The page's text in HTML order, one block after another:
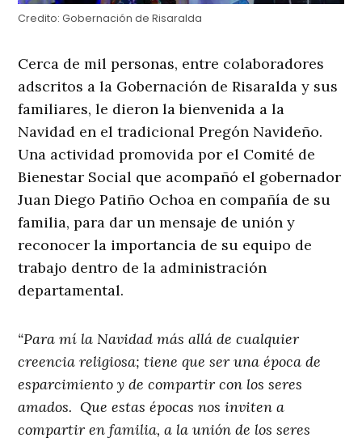
Credito: Gobernación de Risaralda
Cerca de mil personas, entre colaboradores
adscritos a la Gobernación de Risaralda y sus
familiares, le dieron la bienvenida a la
Navidad en el tradicional Pregón Navideño.
Una actividad promovida por el Comité de
Bienestar Social que acompañó el gobernador
Juan Diego Patiño Ochoa en compañía de su
familia, para dar un mensaje de unión y
reconocer la importancia de su equipo de
trabajo dentro de la administración
departamental.
“Para mí la Navidad más allá de cualquier
creencia religiosa; tiene que ser una época de
esparcimiento y de compartir con los seres
amados. Que estas épocas nos inviten a
compartir en familia, a la unión de los seres